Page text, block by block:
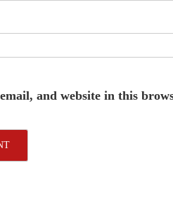
and website in this